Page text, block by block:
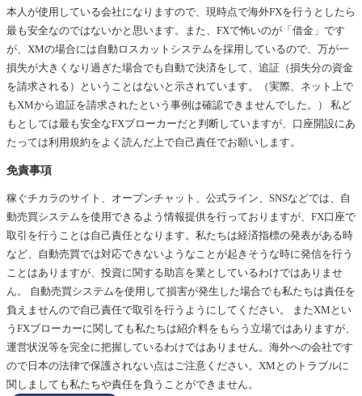
本人が使用している会社になりますので、現時点で海外FXを行うとしたら
最も安全なのではないかと思います。また、FXで怖いのが「借金」です
が、XMの場合には自動ロスカットシステムを採用しているので、万が一
損失が大きくなり過ぎた場合でも自動で決済をして、追証（損失分の資金
を請求される）ということはないと示されています。（実際、ネット上で
もXMから追証を請求されたという事例は確認できませんでした。） 私ど
もとしては最も安全なFXブローカーだと判断していますが、口座開設にあ
たっては利用規約をよく読んだ上で自己責任でお願いします。
免責事項
稼ぐチカラのサイト、オープンチャット、公式ライン、SNSなどでは、自
動売買システムを使用できるよう情報提供を行っておりますが、FX口座で
取引を行うことは自己責任となります。私たちは経済指標の発表がある時
など、自動売買では対応できないようなことが起きそうな時に発信を行う
ことはありますが、投資に関する助言を業としているわけではありませ
ん。 自動売買システムを使用して損害が発生した場合でも私たちは責任を
負えませんので自己責任で取引を行うようにしてください。 またXMとい
うFXブローカーに関しても私たちは紹介料をもらう立場ではありますが、
運営状況等を完全に把握しているわけではありません。海外への会社です
ので日本の法律で保護されない点はご注意ください。XMとのトラブルに
関しましても私たちや責任を負うことができません。